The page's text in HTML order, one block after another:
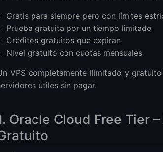
de Facturación Horaria Como LightNode
VPS en Vultr
gratuito?
Gratis para siempre pero con límites
Prueba gratuita por un tiempo limitado
Créditos gratuitos que expiran
Nivel gratuito con cuotas mensuales
VPS completamente ilimitado y
útiles sin pagar.
Oracle Cloud Free Tier